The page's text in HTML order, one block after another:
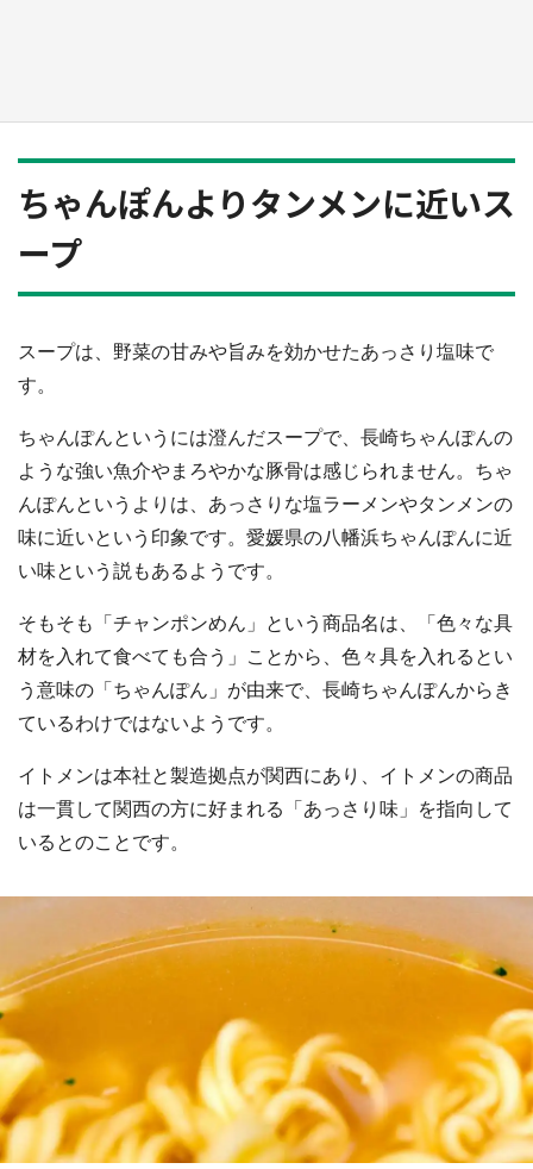
ちゃんぽんよりタンメンに近いス
ープ
スープは、野菜の甘みや旨みを効かせたあっさり塩味で
す。
ちゃんぽんというには澄んだスープで、長崎ちゃんぽんの
ような強い魚介やまろやかな豚骨は感じられません。ちゃ
んぽんというよりは、あっさりな塩ラーメンやタンメンの
味に近いという印象です。愛媛県の八幡浜ちゃんぽんに近
い味という説もあるようです。
そもそも「チャンポンめん」という商品名は、「色々な具
材を入れて食べても合う」ことから、色々具を入れるとい
う意味の「ちゃんぽん」が由来で、長崎ちゃんぽんからき
ているわけではないようです。
イトメンは本社と製造拠点が関西にあり、イトメンの商品
は一貫して関西の方に好まれる「あっさり味」を指向して
いるとのことです。